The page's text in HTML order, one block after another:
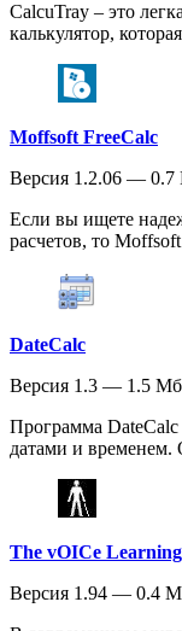
CalcuTray – это
калькулятор,
Moffsoft FreeCalc
Версия 1.2.06 —
Если вы ищете
расчетов, то
DateCalc
Версия 1.3 — 1.5 Мб
Программа
датами и временем.
The vOICe
Версия 1.94 — 0.4